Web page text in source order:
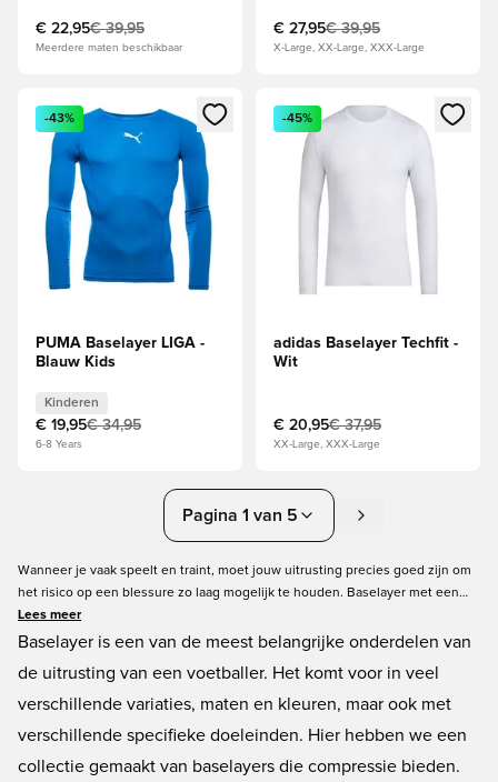
€ 22,95€ 39,95
Meerdere maten beschikbaar
€ 27,95€ 39,95
X-Large, XX-Large, XXX-Large
Opent een venster om in te loggen of je aan te melden als
-43%
PUMA Baselayer LIGA -
Blauw Kids
Kinderen
€ 19,95€ 34,95
6-8 Years
Opent een venster om in te
-45%
adidas Baselayer Techfit -
Wit
€ 20,95€ 37,95
XX-Large, XXX-Large
Pagina 1 van 5
Wanneer je vaak speelt en traint, moet jouw uitrusting precies goed zijn om
het risico op een blessure zo laag mogelijk te houden. Baselayer met een
compressie effect helpt om het risico op een blessure te minimaliseren en je
langer op de top van je kunnen te laten presteren. In deze categorie vind je
hele jaar door te optimaliseren. Hier vind je baselayers van alle bekende
merken, in alle maten en kleuren.
Lees meer
Baselayer is een van de meest belangrijke onderdelen van
de uitrusting van een voetballer. Het komt voor in veel
verschillende variaties, maten en kleuren, maar ook met
verschillende specifieke doeleinden. Hier hebben we een
collectie gemaakt van baselayers die compressie bieden.